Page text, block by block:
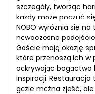
szczegóły, tworząc
każdy może poczuć
NOBO wyróżnia się
nowoczesne
Goście mają okazję
które przenoszą ich w
odkrywając bogactwo
inspiracji.
gdzie można zjeść,